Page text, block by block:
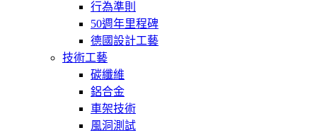
行為準則
50週年里程碑
德國設計工藝
技術工藝
碳纖維
鋁合金
車架技術
風洞測試